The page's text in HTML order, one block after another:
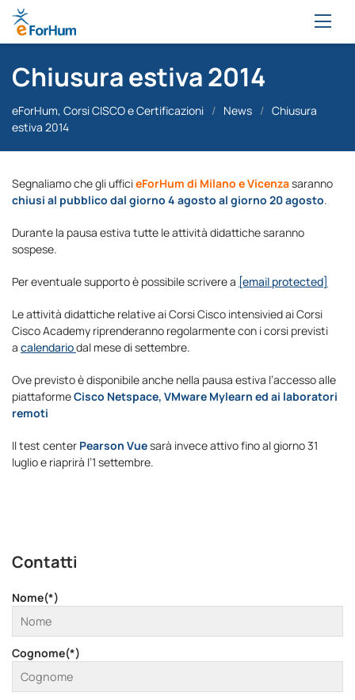
Chiusura estiva 2014
eForHum, Corsi CISCO e Certificazioni / News / Chiusura
estiva 2014
Segnaliamo che gli ufficieForHum di Milano e Vicenzasaranno
chiusi al pubblico dal giorno 4 agosto al giorno 20 agosto.
Durante la pausa estiva tutte le attività didattiche saranno
sospese.
Per eventuale supporto è possibile scrivere a [email protected]
Le attività didattiche relative ai Corsi Cisco intensivied ai Corsi
Cisco Academy riprenderanno regolarmente con i corsi previsti
a calendariodal mese di settembre.
Ove previsto è disponibile anche nella pausa estiva l’accesso alle
piattaformeCisco Netspace, VMware Mylearn ed ai laboratori
remoti
Il test center Pearson Vuesarà invece attivo fino al giorno 31
luglio e riaprirà l’1 settembre.
Contatti
Nome(*)
Cognome(*)